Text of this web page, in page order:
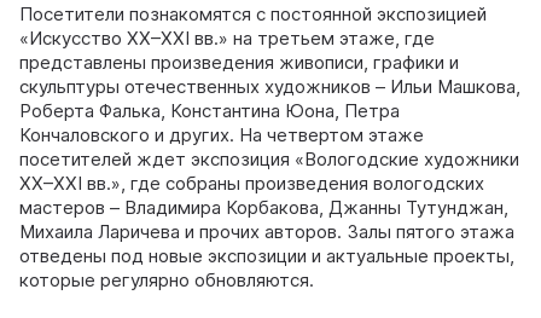
Посетители познакомятся с постоянной экспозицией
«Искусство XX–XXI вв.» на третьем этаже, где
представлены произведения живописи, графики и
скульптуры отечественных художников – Ильи Машкова,
Роберта Фалька, Константина Юона, Петра
Кончаловского и других. На четвертом этаже
посетителей ждет экспозиция «Вологодские художники
XX–XXI вв.», где собраны произведения вологодских
мастеров – Владимира Корбакова, Джанны Тутунджан,
Михаила Ларичева и прочих авторов. Залы пятого этажа
отведены под новые экспозиции и актуальные проекты,
которые регулярно обновляются.